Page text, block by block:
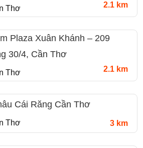
Thơ 2.1 km
Plaza Xuân Khánh – 209
30/4, Cần Thơ
Thơ 2.1 km
Cái Răng Cần Thơ
Thơ 3 km